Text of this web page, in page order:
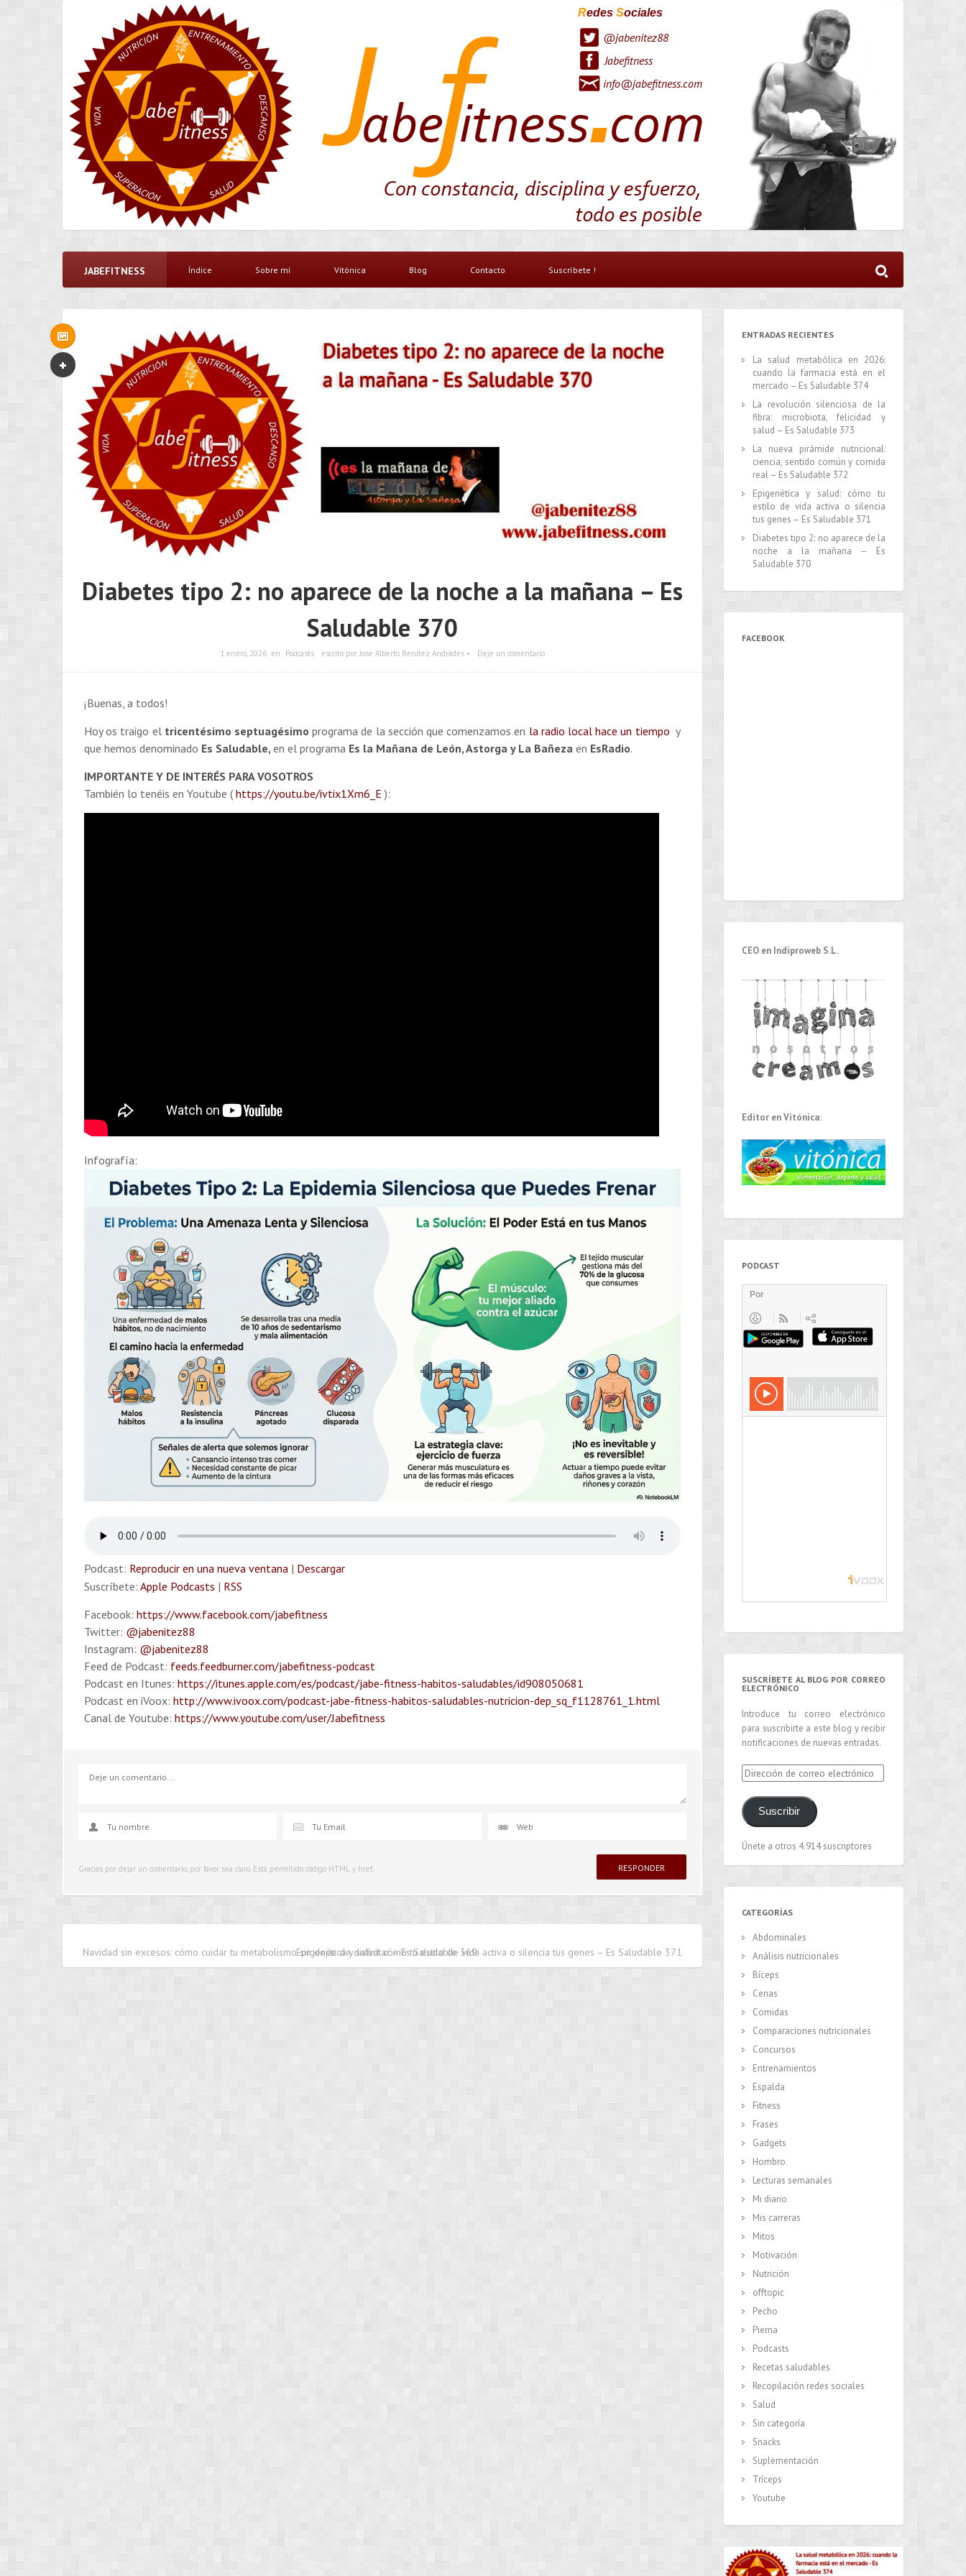
Redes Sociales
@jabenitez88
Jabefitness
info@jabefitness.com
JABEFITNESS Índice Sobre mí Vitónica Blog Contacto Suscríbete !
Diabetes tipo 2: no aparece de la noche a la mañana – Es
Saludable 370
1 enero, 2026 en Podcasts escrito por Jose Alberto Benítez Andrades • Deje un comentario
¡Buenas, a todos!
Hoy os traigo el tricentésimo septuagésimoprograma de la sección que comenzamos en la radio local hace un tiempo y
que hemos denominado Es Saludable, en el programa Es la Mañana de León, Astorga y La Bañeza en EsRadio.
IMPORTANTE Y DE INTERÉS PARA VOSOTROS
También lo tenéis en Youtube ( https://youtu.be/ivtix1Xm6_E ):
Infografía:
Podcast: Reproducir en una nueva ventana | Descargar
Suscríbete: Apple Podcasts | RSS
Facebook: https://www.facebook.com/jabefitness
Twitter: @jabenitez88
Instagram: @jabenitez88
Feed de Podcast: feeds.feedburner.com/jabefitness-podcast
Podcast en Itunes: https://itunes.apple.com/es/podcast/jabe-fitness-habitos-saludables/id908050681
Podcast en iVoox: http://www.ivoox.com/podcast-jabe-fitness-habitos-saludables-nutricion-dep_sq_f1128761_1.html
Canal de Youtube: https://www.youtube.com/user/Jabefitness
Gracias por dejar un comentario, por favor sea claro. Está permitido código HTML y href.
Navidad sin excesos: cómo cuidar tu metabolismo sin dejar de disfrutar – Es Saludable 369Epigenética y salud: cómo tu estilo de vida activa o silencia tus genes – Es Saludable 371
ENTRADAS RECIENTES
La salud metabólica en 2026:
cuando la farmacia está en el
mercado – Es Saludable 374
La revolución silenciosa de la
fibra: microbiota, felicidad y
salud – Es Saludable 373
La nueva pirámide nutricional:
ciencia, sentido común y comida
real – Es Saludable 372
Epigenética y salud: cómo tu
estilo de vida activa o silencia
tus genes – Es Saludable 371
Diabetes tipo 2: no aparece de la
noche a la mañana – Es
Saludable 370
FACEBOOK
CEO en Indiproweb S.L.
Editor en Vitónica:
PODCAST
SUSCRÍBETE AL BLOG POR CORREO
ELECTRÓNICO
Introduce tu correo electrónico
para suscribirte a este blog y recibir
notificaciones de nuevas entradas.
Dirección
de
correo
electrónico
Suscribir
Únete a otros 4.914 suscriptores
CATEGORÍAS
Abdominales
Análisis nutricionales
Bíceps
Cenas
Comidas
Comparaciones nutricionales
Concursos
Entrenamientos
Espalda
Fitness
Frases
Gadgets
Hombro
Lecturas semanales
Mi diario
Mis carreras
Mitos
Motivación
Nutrición
offtopic
Pecho
Pierna
Podcasts
Recetas saludables
Recopilación redes sociales
Salud
Sin categoría
Snacks
Suplementación
Tríceps
Youtube